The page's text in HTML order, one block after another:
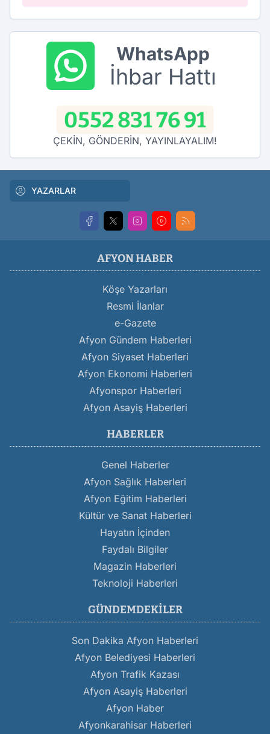
WhatsApp
İhbar Hattı
0552 831 76 91
ÇEKİN, GÖNDERİN, YAYINLAYALIM!
YAZARLAR
AFYON HABER
Köşe Yazarları
Resmi İlanlar
e-Gazete
Afyon Gündem Haberleri
Afyon Siyaset Haberleri
Afyon Ekonomi Haberleri
Afyonspor Haberleri
Afyon Asayiş Haberleri
HABERLER
Genel Haberler
Afyon Sağlık Haberleri
Afyon Eğitim Haberleri
Kültür ve Sanat Haberleri
Hayatın İçinden
Faydalı Bilgiler
Magazin Haberleri
Teknoloji Haberleri
GÜNDEMDEKILER
Son Dakika Afyon Haberleri
Afyon Belediyesi Haberleri
Afyon Trafik Kazası
Afyon Asayiş Haberleri
Afyon Haber
Afyonkarahisar Haberleri